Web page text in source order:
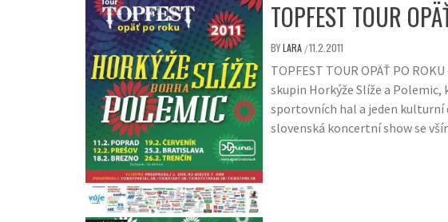
TOPFEST TOUR
BYLARA /11.2.2011
TOPFEST TOUR OPÄŤ PO
skupin Horkýže Slíže a
sportovních hal a jeden kulturní
slovenská koncertní show se